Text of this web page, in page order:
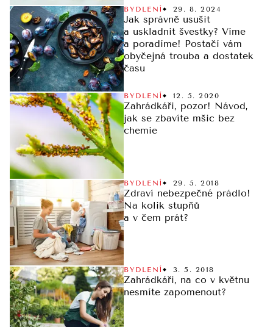
BYDLENÍ 29. 8. 2024
Jak správně usušit
a uskladnit švestky? Víme
a poradíme! Postačí vám
obyčejná trouba a dostatek
času
BYDLENÍ 12. 5. 2020
Zahrádkáři, pozor! Návod,
jak se zbavíte mšic bez
chemie
BYDLENÍ 29. 5. 2018
Zdraví nebezpečné prádlo!
Na kolik stupňů
a v čem prát?
BYDLENÍ 3. 5. 2018
Zahrádkáři, na co v květnu
nesmíte zapomenout?